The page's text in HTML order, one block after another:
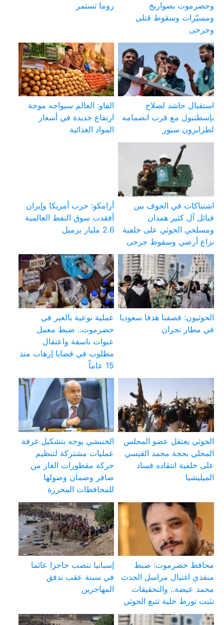
وحضرموت بصواريخ
ومسيّرات وسقوط قتلى
وجرحى
روما تستمر
استقبال حاشد لصلاح
بإسطنبول مع قرب انضمامه
لطرابزون سبور
الفاو: العالم سيواجه موجة
ارتفاع جديدة في أسعار
المواد الغذائية
اشتباكات في الجوف بين
قبائل آل كثير همدان
ومسلحي الحوثي على خلفية
نزاع أرضي وسقوط جرحى
أرامكو: حرب أمريكا وإيران
أفقدت سوق النفط العالمية
2.6 مليار برميل
الحوثيون: قصفنا هدفا سعوديا
في مطار نجران
عملية نوعية بالعبر في
حضرموت.. ضبط معمل
عبوات ناسفة واعتقال
مطلوب في قضايا إرهاب منذ
15 عاماً
الحوثي يعتقل عضو المجلس
المحلي بحجة محمد القيسي
على خلفية انتقاده فساد
الميليشيا
الخنبشي يوجه بتشكيل غرفة
عمليات مشتركة لتنظيم
حركة مقطورات الغاز من
صافر وضمان وصولها
للمحافظات المحررة
محافظ حضرموت: ضبط
منفذي اغتيال مراسل الحدث
محمد عيضة.. والتحقيقات
تثبت تورط خلية تتبع الحوثي
إسبانيا تنصب حاجزا عائما
في سبتة عقب تدفق
المهاجرين